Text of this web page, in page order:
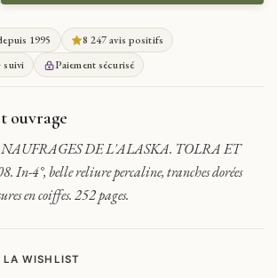
1995
8 247 avis positifs
suivi
Paiement sécurisé
ouvrage
DE L'ALASKA. TOLRA ET
In-4°, belle reliure percaline, tranches dorées
en coiffes. 252 pages.
LA WISHLIST